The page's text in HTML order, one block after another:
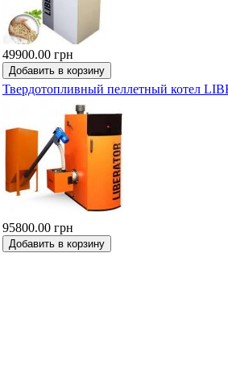
49900.00 грн
Твердотопливный пеллетный котел
95800.00 грн